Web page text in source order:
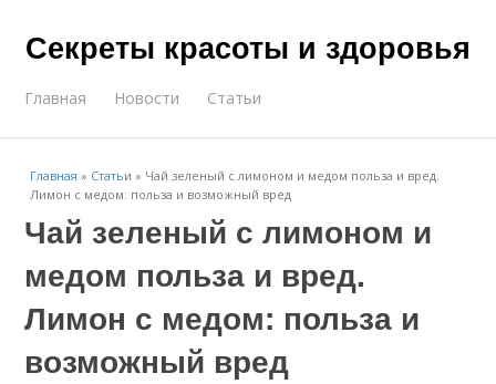
Секреты красоты и здоровья
Главная Новости Статьи
Главная » Статьи » Чай зеленый с лимоном и медом польза и вред.
Лимон с медом: польза и возможный вред
Чай зеленый с лимоном и
медом польза и вред.
Лимон с медом: польза и
возможный вред